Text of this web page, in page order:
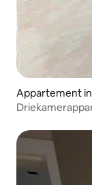
Appartement